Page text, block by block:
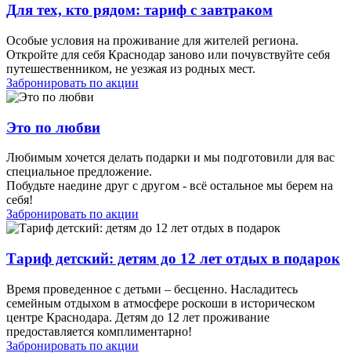
Для тех, кто рядом: тариф с завтраком
Особые условия на проживание для жителей региона.
Откройте для себя Краснодар заново или почувствуйте себя
путешественником, не уезжая из родных мест.
Забронировать по акции
Это по любви
Любимым хочется делать подарки и мы подготовили для вас
специальное предложение.
Побудьте наедине друг с другом - всё остальное мы берем на
себя!
Забронировать по акции
Тариф детский: детям до 12 лет отдых в подарок
Время проведенное с детьми – бесценно. Насладитесь
семейным отдыхом в атмосфере роскоши в историческом
центре Краснодара. Детям до 12 лет проживание
предоставляется комплиментарно!
Забронировать по акции